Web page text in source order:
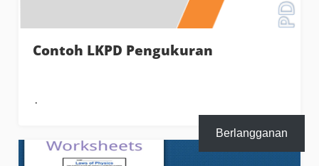
Contoh LKPD Pengukuran
Berlangganan